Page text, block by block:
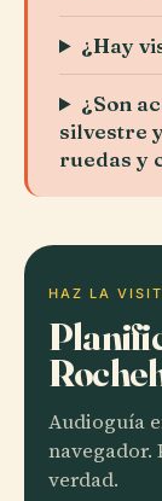
¿Hay
¿Son
silvestre
ruedas y
HAZ LA
Audioguía
navegador.
verdad.